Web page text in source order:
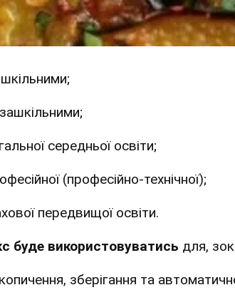
середньої освіти;
(професійно-технічної);
передвищої освіти.
буде використовуватись для,
зберігання та